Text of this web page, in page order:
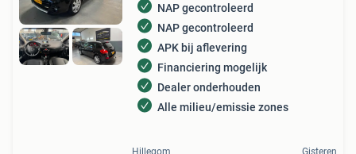
NAP gecontroleerd
NAP gecontroleerd
APK bij aflevering
Financiering mogelijk
Dealer onderhouden
Alle milieu/emissie zones